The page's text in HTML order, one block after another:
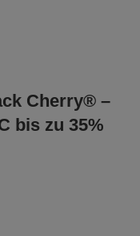
Cherry® –
bis zu 35%